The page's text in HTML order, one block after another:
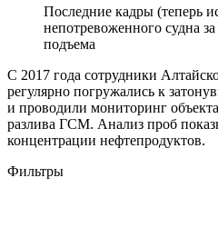
Последние кадры (теперь
непотревоженного судна за
подъема
С 2017 года сотрудники
регулярно погружались к
и проводили мониторинг
разлива ГСМ. Анализ проб
концентрации нефтепродуктов.
Фильтры